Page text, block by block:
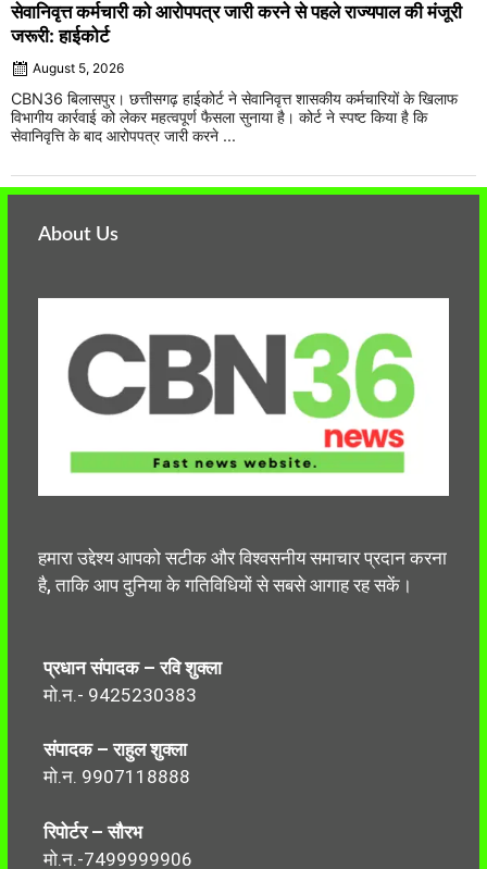
सेवानिवृत्त कर्मचारी को आरोपपत्र जारी करने से पहले राज्यपाल की मंजूरी
जरूरी: हाईकोर्ट
August 5, 2026
CBN36 बिलासपुर। छत्तीसगढ़ हाईकोर्ट ने सेवानिवृत्त शासकीय कर्मचारियों के खिलाफ
विभागीय कार्रवाई को लेकर महत्वपूर्ण फैसला सुनाया है। कोर्ट ने स्पष्ट किया है कि
सेवानिवृत्ति के बाद आरोपपत्र जारी करने ...
About Us
हमारा उद्देश्य आपको सटीक और विश्वसनीय समाचार प्रदान करना
है, ताकि आप दुनिया के गतिविधियों से सबसे आगाह रह सकें।
प्रधान संपादक – रवि शुक्ला
मो.न.- 9425230383
संपादक – राहुल शुक्ला
मो.न. 9907118888
रिपोर्टर – सौरभ
मो.न.-7499999906